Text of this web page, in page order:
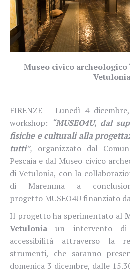
Museo civico
FIRENZE – Lunedì 4
workshop: “MUSEO4U, dal
fisiche e culturali alla
tutti”, organizzato dal
Pescaia e dal Museo civico
di Vetulonia, con la
di Maremma a
progetto MUSEO4Ufinanziato
Il progetto ha sperimentato al
Vetulonia un intervento di
accessibilità attraverso la
strumenti, che saranno
domenica 3 dicembre, dalle